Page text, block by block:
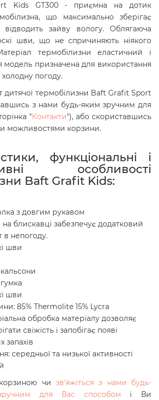
Kids GT300 - приємна на дотик
що максимально зберігає
зайву вологу. Облягаюча
шви, що не спричиняють ніякого
термобілизни еластичний і
модель призначена для використання
погоду.
дитячої термобілизни Baft Grafit Sport
з нами будь-яким зручним для
"Контакти"), або скориставшись
можливостями корзини.
функціональні і
особливості
Baft Grafit Kids:
з довгим рукавом
на блискавці забезпечує додатковий
в непогоду.
шви
шви
85% Thermolite 15% Lycra
обробка матеріалу дозволяє
свіжість і запобігає появі
запахів
середньої та низької активності
чи зв'яжіться з нами будь-
для Вас способом і Ви